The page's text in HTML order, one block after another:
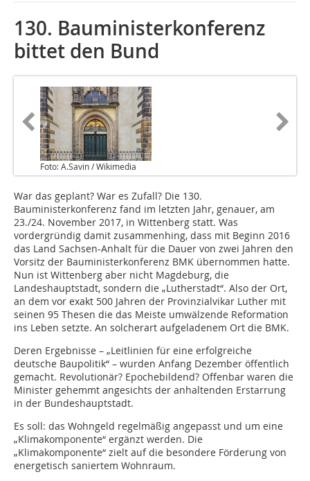
130. Bauministerkonferenz
bittet den Bund
Foto: A.Savin / Wikimedia
War das geplant? War es Zufall? Die 130.
Bauministerkonferenz fand im letzten Jahr, genauer, am
23./24. November 2017, in Wittenberg statt. Was
vordergründig damit zusammenhing, dass mit Beginn 2016
das Land Sachsen-Anhalt für die Dauer von zwei Jahren den
Vorsitz der Bauministerkonferenz BMK übernommen hatte.
Nun ist Wittenberg aber nicht Magdeburg, die
Landeshauptstadt, sondern die „Lutherstadt“. Also der Ort,
an dem vor exakt 500 Jahren der Provinzialvikar Luther mit
seinen 95 Thesen die das Meiste umwälzende Reformation
ins Leben setzte. An solcherart aufgeladenem Ort die BMK.
Deren Ergebnisse – „Leitlinien für eine erfolgreiche
deutsche Baupolitik“ – wurden Anfang Dezember öffentlich
gemacht. Revolutionär? Epochebildend? Offenbar waren die
Minister gehemmt angesichts der anhaltenden Erstarrung
in der Bundeshauptstadt.
Es soll: das Wohngeld regelmäßig angepasst und um eine
„Klimakomponente“ ergänzt werden. Die
„Klimakomponente“ zielt auf die besondere Förderung von
energetisch saniertem Wohnraum.